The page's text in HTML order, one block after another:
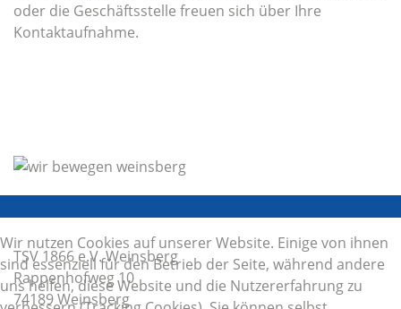
oder die Geschäftsstelle freuen sich über Ihre
Kontaktaufnahme.
TSV 1866 e.V. Weinsberg
Rappenhofweg 10
74189 Weinsberg
Wir nutzen Cookies auf unserer Website. Einige von ihnen
sind essenziell für den Betrieb der Seite, während andere
uns helfen, diese Website und die Nutzererfahrung zu